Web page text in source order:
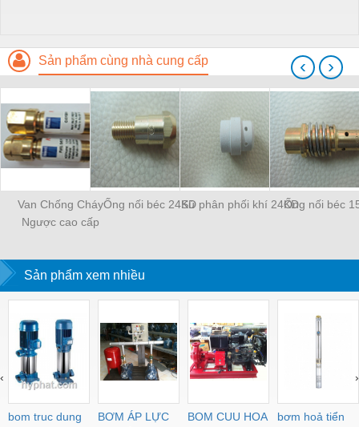
Sản phẩm cùng nhà cung cấp
Van Chống Cháy
Ngược cao cấp
Ống nối béc 24KDSứ phân phối khí 24KDỐng nối béc
‹ ›
Sản phẩm xem nhiều
bom truc dung
BƠM ÁP LỰC
BOM CUU HOA
bơm hoả tiển
‹ ›